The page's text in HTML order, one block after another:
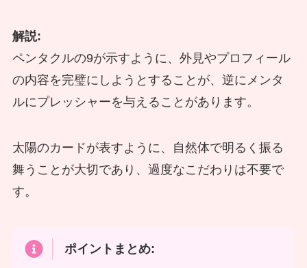
解説:
ペンタクルの9が示すように、外見やプロフィール
の内容を完璧にしようとすることが、逆にメンタ
ルにプレッシャーを与えることがあります。
太陽のカードが表すように、自然体で明るく振る
舞うことが大切であり、過度なこだわりは不要で
す。
ポイントまとめ: